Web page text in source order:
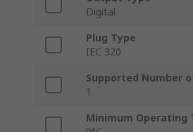
Digital
Plug Type
IEC 320
Supported Number
1
Minimum Operating